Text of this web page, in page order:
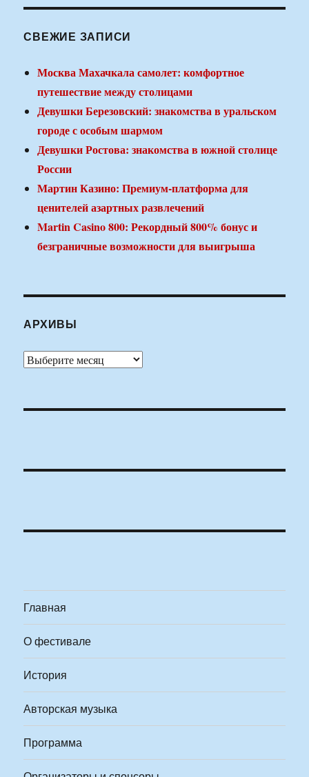
СВЕЖИЕ ЗАПИСИ
Москва Махачкала самолет: комфортное
путешествие между столицами
Девушки Березовский: знакомства в уральском
городе с особым шармом
Девушки Ростова: знакомства в южной столице
России
Мартин Казино: Премиум-платформа для
ценителей азартных развлечений
Martin Casino 800: Рекордный 800% бонус и
безграничные возможности для выигрыша
АРХИВЫ
Архивы
Главная
О фестивале
История
Авторская музыка
Программа